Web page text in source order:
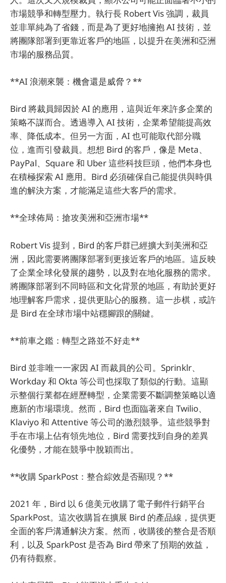
市場競爭和轉型壓力。執行長 Robert Vis 強調，裁員
並非單純為了省錢，而是為了更好地擁抱 AI 技術，並
將團隊部署到更靠近客戶的地區，以提升在美洲和亞洲
市場的服務品質。
**AI 浪潮來襲：機會還是威脅？**
Bird 將裁員歸因於 AI 的應用，這與近年來許多企業的
策略不謀而合。透過導入 AI 技術，企業希望能提高效
率、降低成本。但另一方面，AI 也可能取代部分職
位，進而引發裁員。想想 Bird 的客戶，像是 Meta、
PayPal、Square 和 Uber 這些科技巨頭，他們本身也
在積極探索 AI 應用。Bird 必須確保自己能提供與時俱
進的解決方案，才能滿足這些大客戶的需求。
**全球佈局：搶攻美洲和亞洲市場**
Robert Vis 提到，Bird 的客戶群已經擴大到美洲和亞
洲，因此需要將團隊部署到更接近客戶的地區。這反映
了企業全球化發展的趨勢，以及對在地化服務的需求。
將團隊部署到不同時區和文化背景的地區，有助於更好
地理解客戶需求，提供更貼心的服務。這一步棋，或許
是 Bird 在全球市場中站穩腳跟的關鍵。
**前車之鑑：轉型之路並不好走**
Bird 並非唯一一家因 AI 而裁員的公司。Sprinklr、
Workday 和 Okta 等公司也採取了類似的行動。這顯
示整個行業都在經歷轉型，企業需要不斷調整策略以適
應新的市場環境。然而，Bird 也面臨著來自 Twilio、
Klaviyo 和 Attentive 等公司的激烈競爭。這些競爭對
手在市場上佔有領先地位，Bird 需要找到自身的差異
化優勢，才能在競爭中脫穎而出。
**收購 SparkPost：整合綜效是否顯現？**
2021 年，Bird 以 6 億美元收購了電子郵件行銷平台
SparkPost。這次收購旨在擴展 Bird 的產品線，提供更
全面的客戶溝通解決方案。然而，收購後的整合是否順
利，以及 SparkPost 是否為 Bird 帶來了預期的效益，
仍有待觀察。